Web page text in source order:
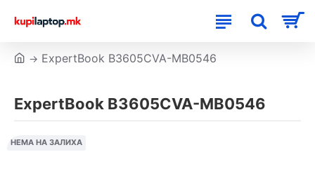
ExpertBook B3605CVA-MB0546
ExpertBook B3605CVA-MB0546
НЕМА НА ЗАЛИХА